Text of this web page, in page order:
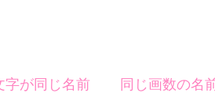
字が同じ名前 同じ画数の名